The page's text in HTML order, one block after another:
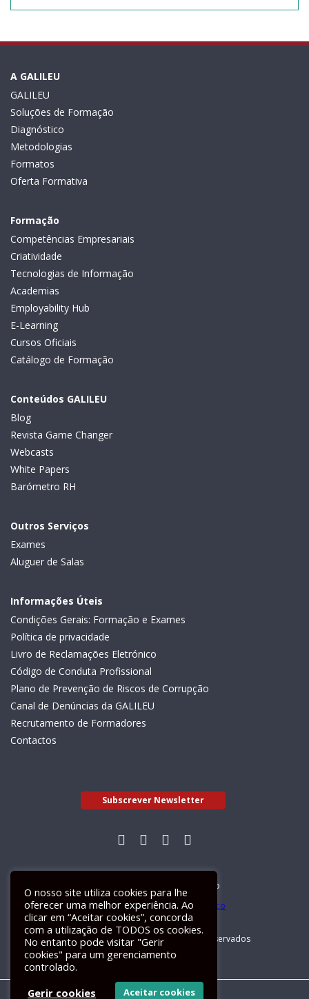
A GALILEU
GALILEU
Soluções de Formação
Diagnóstico
Metodologias
Formatos
Oferta Formativa
Formação
Competências Empresariais
Criatividade
Tecnologias de Informação
Academias
Employability Hub
E-Learning
Cursos Oficiais
Catálogo de Formação
Conteúdos GALILEU
Blog
Revista Game Changer
Webcasts
White Papers
Barómetro RH
Outros Serviços
Exames
Aluguer de Salas
Informações Úteis
Condições Gerais: Formação e Exames
Política de privacidade
Livro de Reclamações Eletrónico
Código de Conduta Profissional
Plano de Prevenção de Riscos de Corrupção
Canal de Denúncias da GALILEU
Recrutamento de Formadores
Contactos
Subscrever Newsletter
Livro de Reclamações Electrónico
GALILEU 2026 © Todos os direitos reservados
O nosso site utiliza cookies para lhe
oferecer uma melhor experiência. Ao
clicar em “Aceitar cookies”, concorda
com a utilização de TODOS os cookies.
No entanto pode visitar "Gerir
cookies" para um gerenciamento
controlado.
Gerir cookies
Aceitar cookies